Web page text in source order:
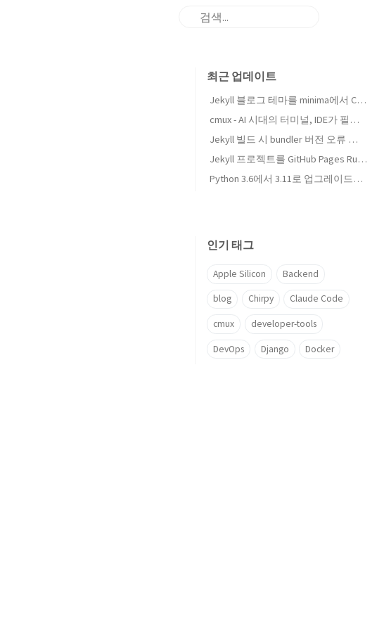
최근 업데이트
Jekyll 블로그 테마를 minima에서 Chirpy로 교체했습니다
cmux - AI 시대의 터미널, IDE가 필요 없어지는 날이 올까?
Jekyll 빌드 시 bundler 버전 오류 해결하기
Jekyll 프로젝트를 GitHub Pages Ruby 3.3.4로 업그레이드하기
Python 3.6에서 3.11로 업그레이드하며 MongoDB에서 PostgreSQL(Supabase)로 마이그레이션하기
인기 태그
Apple Silicon Backend
blog Chirpy Claude Code
cmux developer-tools
DevOps Django Docker